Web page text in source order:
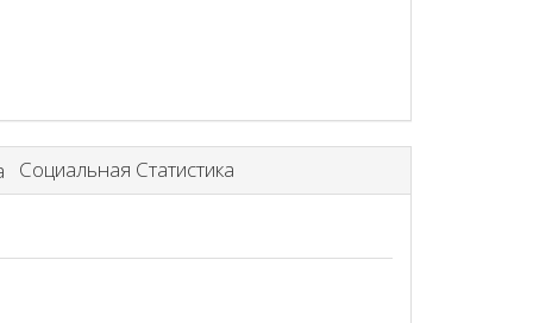
Социальная Статистика